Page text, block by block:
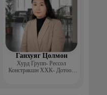
Ганхуяг Цолмон
Хурд Групп- Рессол
Констракшн ХХК- Дотоод